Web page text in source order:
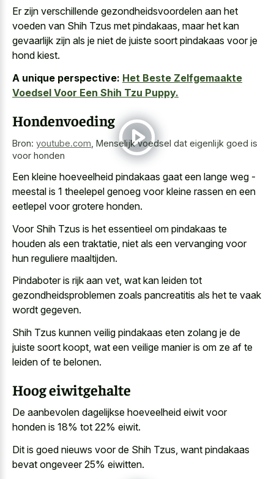
Er zijn verschillende gezondheidsvoordelen aan het
voeden van Shih Tzus met pindakaas, maar het kan
gevaarlijk zijn als je niet de juiste soort pindakaas voor je
hond kiest.
A unique perspective: Het Beste Zelfgemaakte
Voedsel Voor Een Shih Tzu Puppy.
Hondenvoeding
Bron: youtube.com Menselijk voedsel dat eigenlijk goed is
voor honden
Een kleine hoeveelheid pindakaas gaat een lange weg -
meestal is 1 theelepel genoeg voor kleine rassen en een
eetlepel voor grotere honden.
Voor Shih Tzus is het essentieel om pindakaas te
houden als een traktatie, niet als een vervanging voor
hun reguliere maaltijden.
Pindaboter is rijk aan vet, wat kan leiden tot
gezondheidsproblemen zoals pancreatitis als het te vaak
wordt gegeven.
Shih Tzus kunnen veilig pindakaas eten zolang je de
juiste soort koopt , wat een veilige manier is om ze af te
leiden of te belonen.
Hoog eiwitgehalte
De aanbevolen dagelijkse hoeveelheid eiwit voor
honden is 18% tot 22% eiwit.
Dit is goed nieuws voor de Shih Tzus, want pindakaas
bevat ongeveer 25% eiwitten.